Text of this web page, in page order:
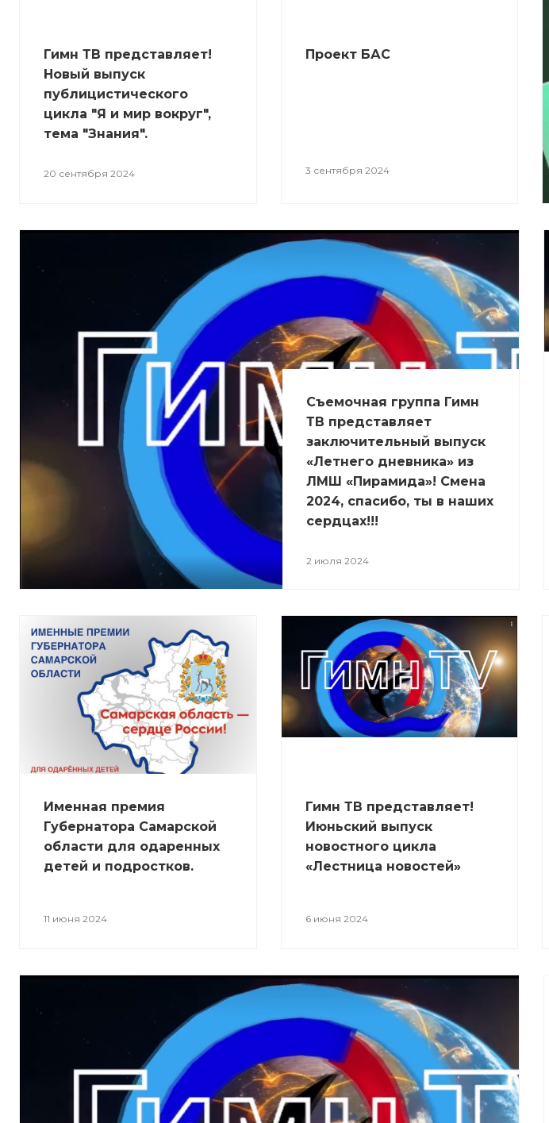
Гимн ТВ представляет!
Новый выпуск
публицистического
цикла "Я и мир вокруг",
тема "Знания".
20 сентября 2024
Проект БАС
3 сентября 2024
Съемочная группа Гимн
ТВ представляет
заключительный выпуск
«Летнего дневника» из
ЛМШ «Пирамида»! Смена
2024, спасибо, ты в наших
сердцах!!!
2 июля 2024
Именная премия
Губернатора Самарской
области для одаренных
детей и подростков.
11 июня 2024
Гимн ТВ представляет!
Июньский выпуск
новостного цикла
«Лестница новостей»
6 июня 2024